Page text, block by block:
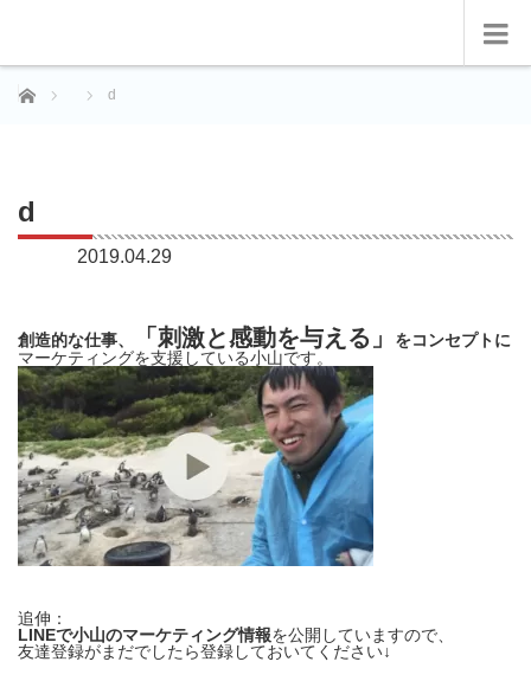
ホーム d
d
2019.04.29
創造的な仕事、 「刺激と感動を与える」
をコンセプトに
マーケティングを支援している小山です。
追伸：
LINEで小山のマーケティング情報を公開していますので、
友達登録がまだでしたら登録しておいてください↓